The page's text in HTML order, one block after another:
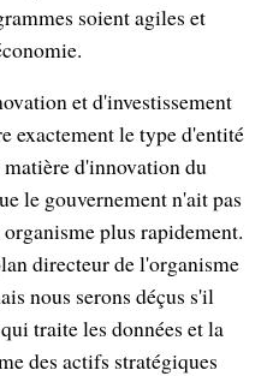
soient agiles et
et d'investissement
exactement le type d'entité
d'innovation du
le gouvernement n'ait pas
plus rapidement.
directeur de l'organisme
nous serons déçus s'il
traite les données et la
des actifs stratégiques